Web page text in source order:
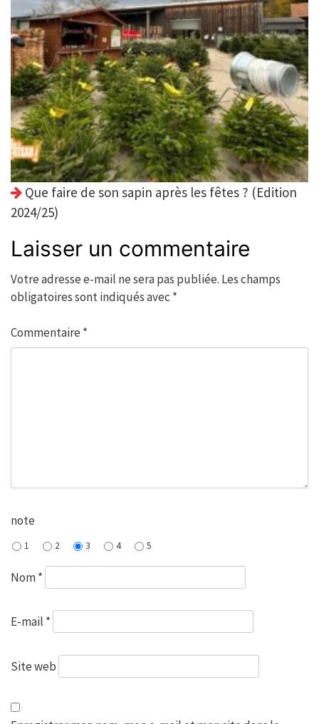
Que faire de son sapin après les fêtes ? (Edition
2024/25)
Laisser un commentaire
Votre adresse e-mail ne sera pas publiée. Les champs
obligatoires sont indiqués avec *
Commentaire *
note
1 2 3 4 5
Nom*
E-mail *
Site web